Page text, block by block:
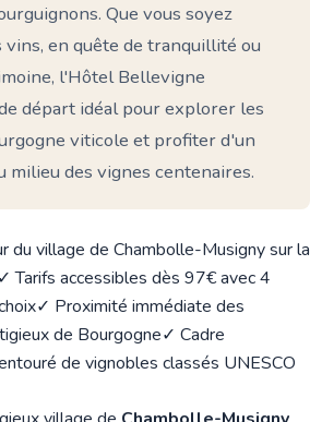
Que vous soyez
vins, en quête de tranquillité ou
l'Hôtel Bellevigne
départ idéal pour explorer les
viticole et profiter d'un
milieu des vignes centenaires.
du village de Chambolle-Musigny sur la
✓ Tarifs accessibles dès 97€ avec 4
✓ Proximité immédiate des
de Bourgogne✓ Cadre
de vignobles classés UNESCO